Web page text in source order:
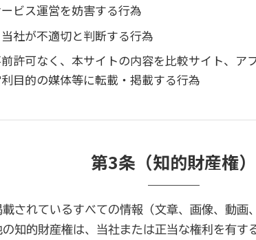
ビス運営を妨害する行為
社が不適切と判断する行為
許可なく、本サイトの内容を比較サイト、ア
目的の媒体等に転載・掲載する行為
第3条（知的財産権）
されているすべての情報（文章、画像、動画
知的財産権は、当社または正当な権利を有す